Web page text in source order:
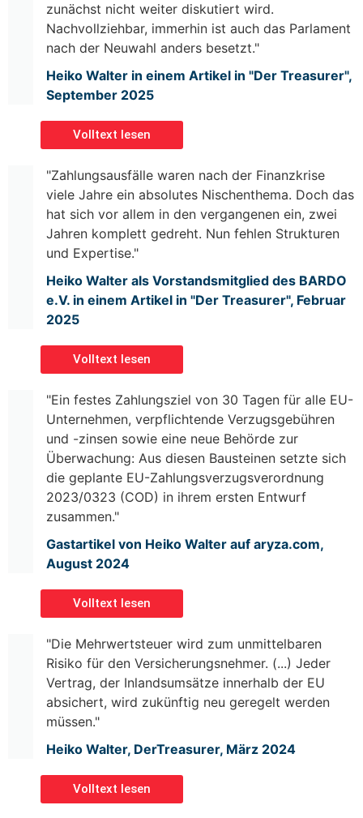
zunächst nicht weiter diskutiert wird.
Nachvollziehbar, immerhin ist auch das Parlament
nach der Neuwahl anders besetzt."
Heiko Walter in einem Artikel in "Der Treasurer",
September 2025
Volltext lesen
"Zahlungsausfälle waren nach der Finanzkrise
viele Jahre ein absolutes Nischenthema. Doch das
hat sich vor allem in den vergangenen ein, zwei
Jahren komplett gedreht. Nun fehlen Strukturen
und Expertise."
Heiko Walter als Vorstandsmitglied des BARDO
e.V. in einem Artikel in "Der Treasurer", Februar
2025
Volltext lesen
"Ein festes Zahlungsziel von 30 Tagen für alle EU-
Unternehmen, verpflichtende Verzugsgebühren
und -zinsen sowie eine neue Behörde zur
Überwachung: Aus diesen Bausteinen setzte sich
die geplante EU-Zahlungsverzugsverordnung
2023/0323 (COD) in ihrem ersten Entwurf
zusammen."
Gastartikel von Heiko Walter auf aryza.com,
August 2024
Volltext lesen
"Die Mehrwertsteuer wird zum unmittelbaren
Risiko für den Versicherungsnehmer. (...) Jeder
Vertrag, der Inlandsumsätze innerhalb der EU
absichert, wird zukünftig neu geregelt werden
müssen."
Heiko Walter, DerTreasurer, März 2024
Volltext lesen